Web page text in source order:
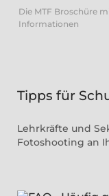
Die MTF Broschüre
Informationen
Tipps für
Lehrkräfte und
Fotoshooting an